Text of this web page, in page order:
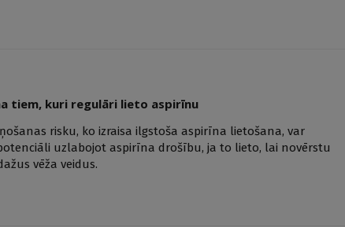
tiem, kuri regulāri lieto aspirīnu
risku, ko izraisa ilgstoša aspirīna lietošana, var
uzlabojot aspirīna drošību, ja to lieto, lai novērstu
vēža veidus.